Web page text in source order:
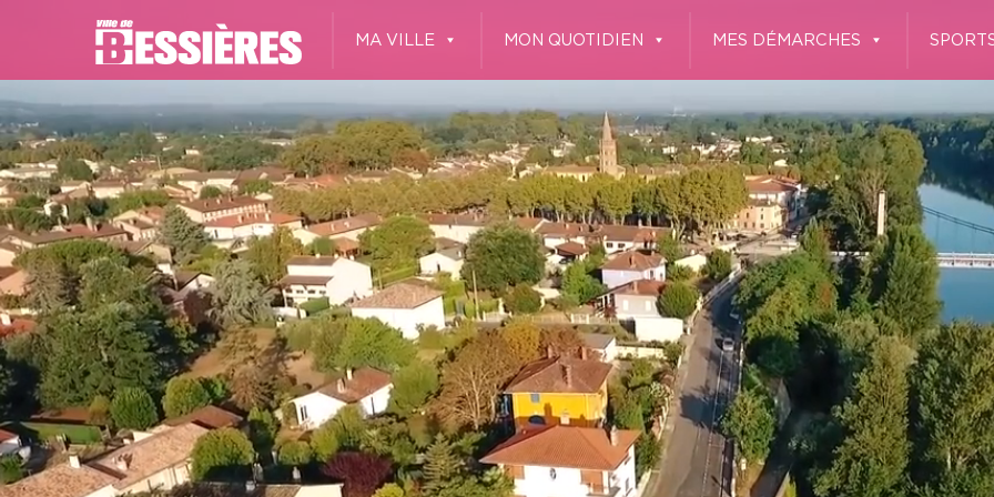
MA VILLE MON QUOTIDIEN MES DÉMARCHES